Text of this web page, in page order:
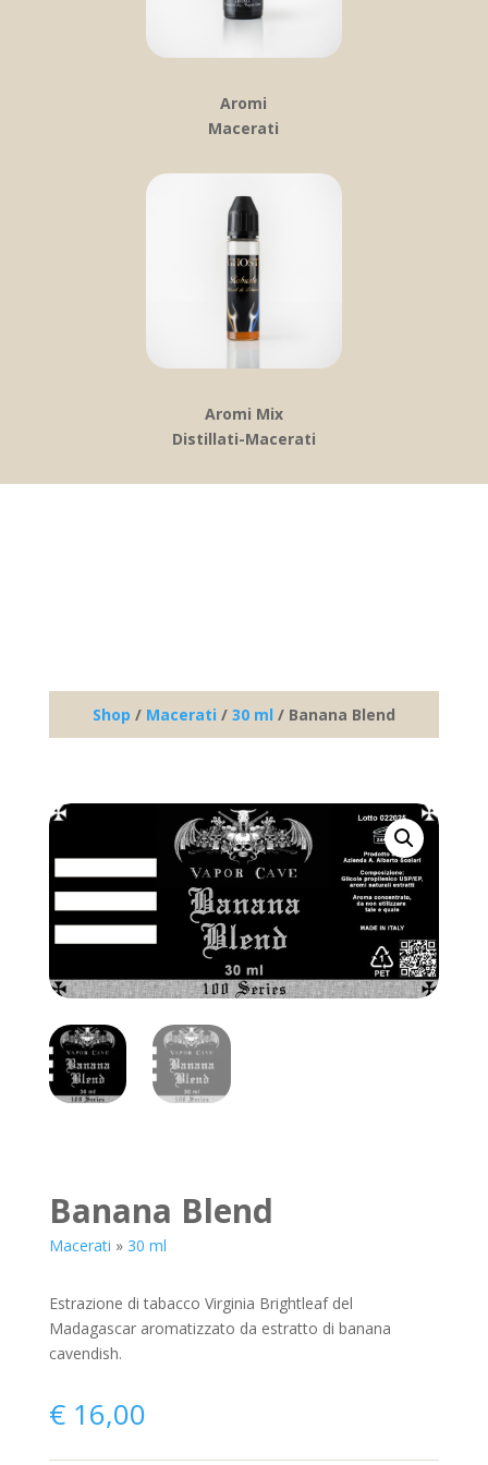
Aromi
Macerati
Aromi Mix
Distillati-Macerati
Shop / Macerati / 30 ml / Banana Blend
Banana Blend
Macerati » 30 ml
Estrazione di tabacco Virginia Brightleaf del
Madagascar aromatizzato da estratto di banana
cavendish.
€16,00